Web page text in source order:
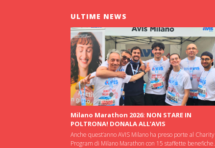
ULTIME NEWS
Milano Marathon 2026: NON STARE IN
POLTRONA! DONALA ALL’AVIS
Anche quest’anno AVIS Milano ha preso porte al Charity
Program di Milano Marathon con 15 staffette benefiche.